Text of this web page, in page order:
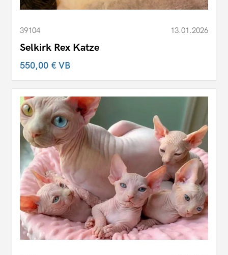
39104 13.01.2026
Selkirk Rex Katze
550,00 €VB